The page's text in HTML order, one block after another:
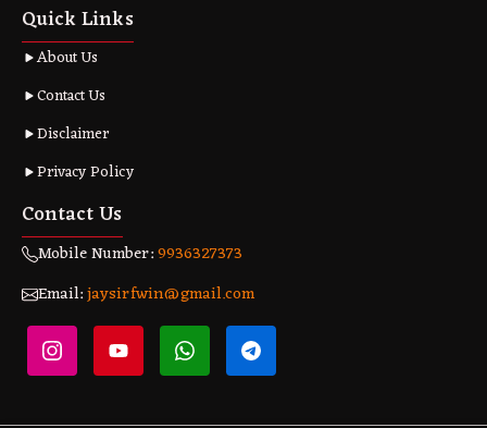
Quick Links
About Us
Contact Us
Disclaimer
Privacy Policy
Contact Us
Mobile Number:9936327373
Email:jaysirfwin@gmail.com